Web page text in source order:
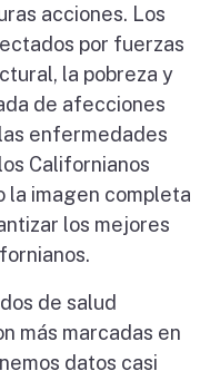
acciones. Los
por fuerzas
la pobreza y
de afecciones
enfermedades
Californianos
la imagen completa
los mejores
de salud
más marcadas en
datos casi